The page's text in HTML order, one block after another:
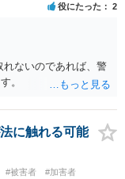
役にたった 2
ないのであれば、警
。
に触れる可能
#被害者
#加害者